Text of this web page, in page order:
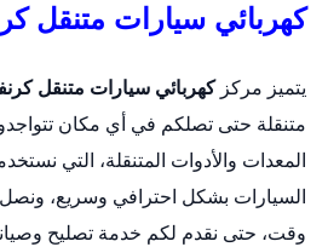
كهربائي سيارات متنقل
يتميز مركزكهربائي سيارات متنقل
متنقلة حتى تصلكم في أي مكان
المعدات والأدوات المتنقلة، التي
السيارات بشكل احترافي وسريع،
وقت، حتى نقدم لكم خدمة تصليح